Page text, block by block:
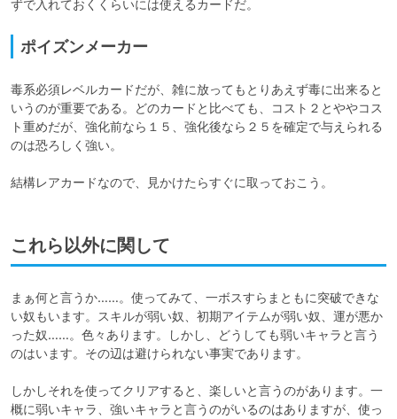
ポイズンメーカー
毒系必須レベルカードだが、雑に放ってもとりあえず毒に出来ると
いうのが重要である。どのカードと比べても、コスト２とややコス
ト重めだが、強化前なら１５、強化後なら２５を確定で与えられる
のは恐ろしく強い。
結構レアカードなので、見かけたらすぐに取っておこう。
これら以外に関して
まぁ何と言うか……。使ってみて、一ボスすらまともに突破できな
い奴もいます。スキルが弱い奴、初期アイテムが弱い奴、運が悪か
った奴……。色々あります。しかし、どうしても弱いキャラと言う
のはいます。その辺は避けられない事実であります。
しかしそれを使ってクリアすると、楽しいと言うのがあります。一
概に弱いキャラ、強いキャラと言うのがいるのはありますが、使っ